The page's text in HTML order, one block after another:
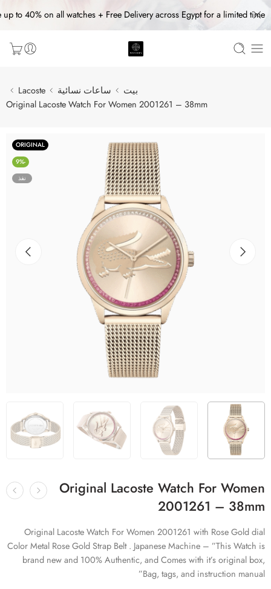
up to 40% on all watches + Free Delivery across Egypt for a limited time
بيت ساعات نسائية
Lacoste
Original Lacoste Watch For Women 2001261 – 38mm
ORIGINAL
-9%
نفذ
Original Lacoste Watch For Women
2001261 – 38mm
Original Lacoste Watch For Women 2001261 with Rose Gold dial
Color Metal Rose Gold Strap Belt . Japanese Machine – ”This Watch is
brand new and 100% Authentic, and Comes with it’s original box,
Bag, tags, and instruction manual”